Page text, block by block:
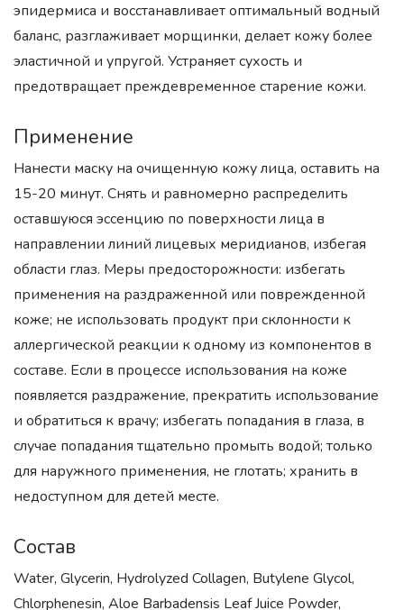
эпидермиса и восстанавливает оптимальный водный
баланс, разглаживает морщинки, делает кожу более
эластичной и упругой. Устраняет сухость и
предотвращает преждевременное старение кожи.
Применение
Нанести маску на очищенную кожу лица, оставить на
15-20 минут. Снять и равномерно распределить
оставшуюся эссенцию по поверхности лица в
направлении линий лицевых меридианов, избегая
области глаз. Меры предосторожности: избегать
применения на раздраженной или поврежденной
коже; не использовать продукт при склонности к
аллергической реакции к одному из компонентов в
составе. Если в процессе использования на коже
появляется раздражение, прекратить использование
и обратиться к врачу; избегать попадания в глаза, в
случае попадания тщательно промыть водой; только
для наружного применения, не глотать; хранить в
недоступном для детей месте.
Состав
Water, Glycerin, Hydrolyzed Collagen, Butylene Glycol,
Chlorphenesin, Aloe Barbadensis Leaf Juice Powder,